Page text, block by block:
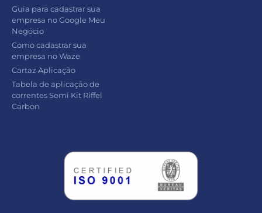
Guia para cadastrar sua
empresa no Google Meu
Negócio
Como cadastrar sua
empresa no Waze
Cartaz Aplicação
Tabela de aplicação de
correntes Semi Kit Riffel
Carbon